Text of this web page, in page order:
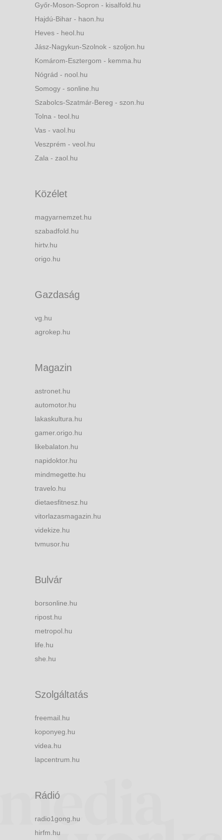
Győr-Moson-Sopron - kisalfold.hu
Hajdú-Bihar - haon.hu
Heves - heol.hu
Jász-Nagykun-Szolnok - szoljon.hu
Komárom-Esztergom - kemma.hu
Nógrád - nool.hu
Somogy - sonline.hu
Szabolcs-Szatmár-Bereg - szon.hu
Tolna - teol.hu
Vas - vaol.hu
Veszprém - veol.hu
Zala - zaol.hu
Közélet
magyarnemzet.hu
szabadfold.hu
hirtv.hu
origo.hu
Gazdaság
vg.hu
agrokep.hu
Magazin
astronet.hu
automotor.hu
lakaskultura.hu
gamer.origo.hu
likebalaton.hu
napidoktor.hu
mindmegette.hu
travelo.hu
dietaesfitnesz.hu
vitorlazasmagazin.hu
videkize.hu
tvmusor.hu
Bulvár
borsonline.hu
ripost.hu
metropol.hu
life.hu
she.hu
Szolgáltatás
freemail.hu
koponyeg.hu
videa.hu
lapcentrum.hu
Rádió
radio1gong.hu
hirfm.hu